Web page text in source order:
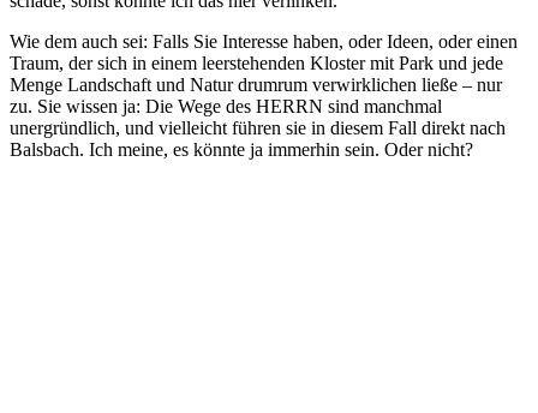
Wie dem auch sei: Falls Sie Interesse haben, oder Ideen, oder einen
Traum, der sich in einem leerstehenden Kloster mit Park und jede
Menge Landschaft und Natur drumrum verwirklichen ließe – nur
zu. Sie wissen ja: Die Wege des HERRN sind manchmal
unergründlich, und vielleicht führen sie in diesem Fall direkt nach
Balsbach. Ich meine, es könnte ja immerhin sein. Oder nicht?